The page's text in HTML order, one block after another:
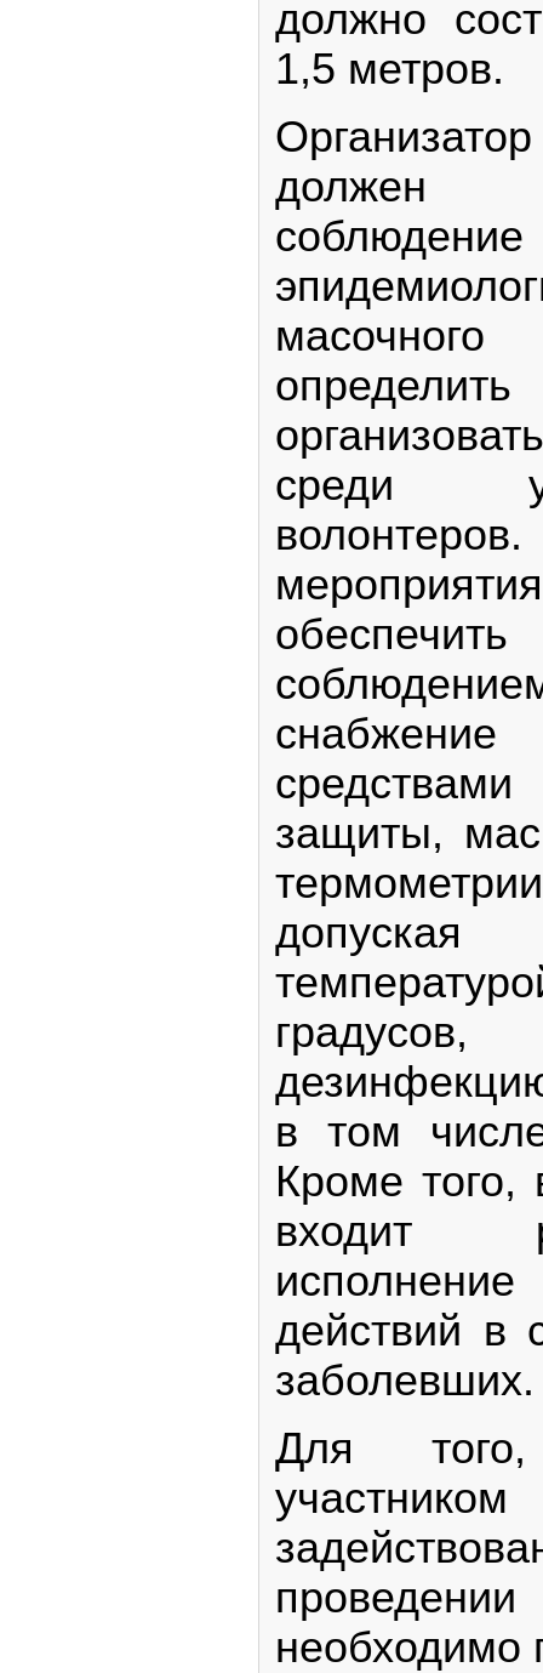
должно
1,5 метров.
должен
среди
защиты,
в том
Кроме того,
входит
действий в
заболевших.
Для
необходимо